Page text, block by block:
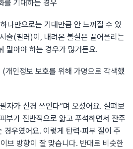
를 기대하는 경우
나만으로는 기대만큼 안 느껴질 수 있
술(필러)이, 내려온 볼살은 끌어올리는
맡아야 하는 경우가 많거든요.
개인정보 보호를 위해 가명으로 각색했
자가 신경 쓰인다”며 오셨어요. 살펴보
부가 전반적으로 얇고 푸석하면서 잔주
우였어요. 이렇게 탄력·피부 질이 주
브 방향이 잘 맞습니다. 반대로 비슷한